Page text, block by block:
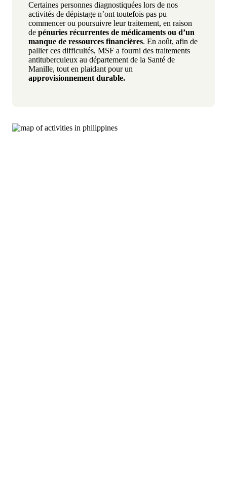
Certaines personnes diagnostiquées lors de nos
activités de dépistage n’ont toutefois pas pu
commencer ou poursuivre leur traitement, en raison
de pénuries récurrentes de médicaments ou d’un
manque de ressources financières. En août, afin de
pallier ces difficultés, MSF a fourni des traitements
antituberculeux au département de la Santé de
Manille, tout en plaidant pour un
approvisionnement durable.